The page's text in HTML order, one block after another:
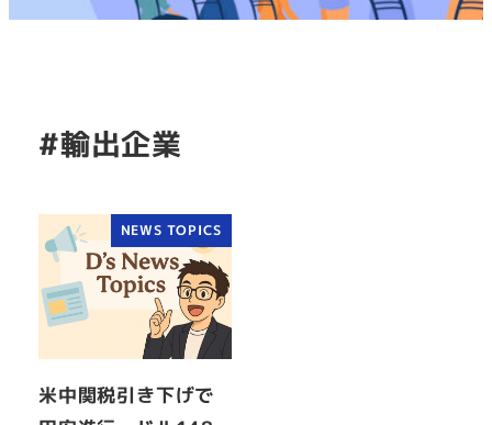
#輸出企業
NEWS TOPICS
米中関税引き下げで